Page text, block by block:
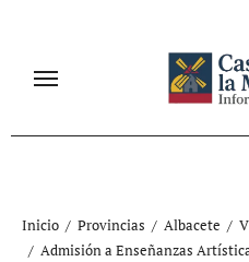
contenido
Inicio Provincias Albacete
Admisión a Enseñanzas